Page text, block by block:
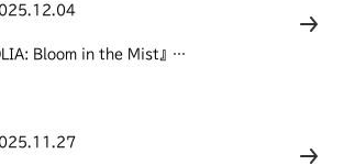
Bloom in the Mist』